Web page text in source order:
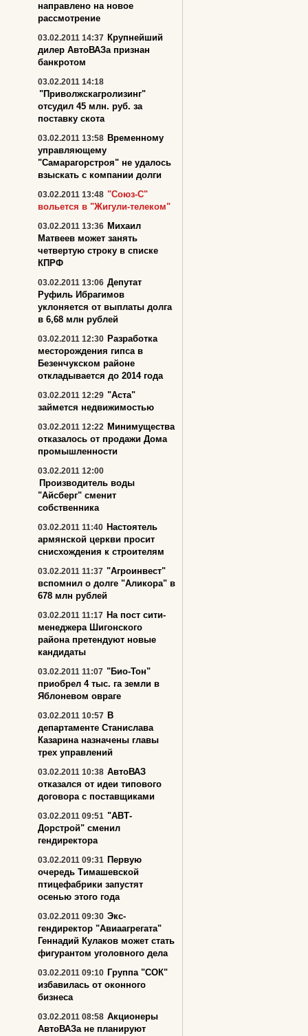
направлено на новое
рассмотрение
03.02.2011 14:37 Крупнейший
дилер АвтоВАЗа признан
банкротом
03.02.2011 14:18
"Приволжскагролизинг"
отсудил 45 млн. руб. за
поставку скота
03.02.2011 13:58 Временному
управляющему
"Самарагорстроя" не удалось
взыскать с компании долги
03.02.2011 13:48 "Союз-С"
вольется в "Жигули-телеком"
03.02.2011 13:36 Михаил
Матвеев может занять
четвертую строку в списке
КПРФ
03.02.2011 13:06 Депутат
Руфиль Ибрагимов
уклоняется от выплаты долга
в 6,68 млн рублей
03.02.2011 12:30 Разработка
месторождения гипса в
Безенчукском районе
откладывается до 2014 года
03.02.2011 12:29 "Аста"
займется недвижимостью
03.02.2011 12:22 Минимущества
отказалось от продажи Дома
промышленности
03.02.2011 12:00
Производитель воды
"Айсберг" сменит
собственника
03.02.2011 11:40 Настоятель
армянской церкви просит
снисхождения к строителям
03.02.2011 11:37 "Агроинвест"
вспомнил о долге "Аликора" в
678 млн рублей
03.02.2011 11:17 На пост сити-
менеджера Шигонского
района претендуют новые
кандидаты
03.02.2011 11:07 "Био-Тон"
приобрел 4 тыс. га земли в
Яблоневом овраге
03.02.2011 10:57 В
департаменте Станислава
Казарина назначены главы
трех управлений
03.02.2011 10:38 АвтоВАЗ
отказался от идеи типового
договора с поставщиками
03.02.2011 09:51 "АВТ-
Дорстрой" сменил
гендиректора
03.02.2011 09:31 Первую
очередь Тимашевской
птицефабрики запустят
осенью этого года
03.02.2011 09:30 Экс-
гендиректор "Авиаагрегата"
Геннадий Кулаков может стать
фигурантом уголовного дела
03.02.2011 09:10 Группа "СОК"
избавилась от оконного
бизнеса
03.02.2011 08:58 Акционеры
АвтоВАЗа не планируют